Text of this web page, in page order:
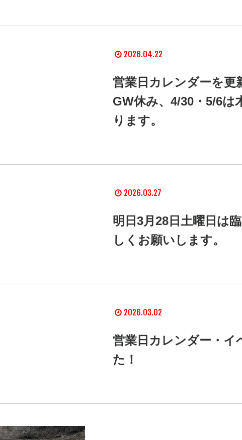
2026.04.22
営業日カレンダーを更
GW休み、4/30・5/6は
ります。
2026.03.27
明日3月28日土曜日は
しくお願いします。
2026.03.02
営業日カレンダー・イ
た！